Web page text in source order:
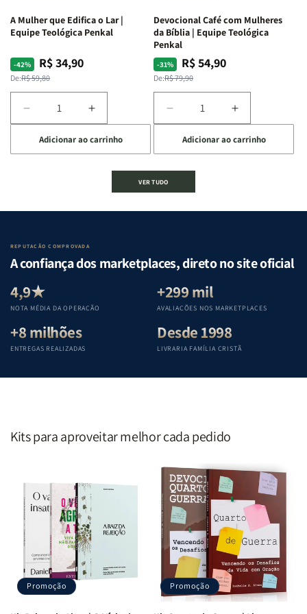
|
Charles
|
Charles
A Mulher que Edifica o Lar |
Equipe Teológica Penkal
-42%
Preço
normal
De:R$ 59,80
Preço
promocional
R$ 34,90
Diminuir
a
quantidade
de
Edifica
Lar
|
Equipe
Teológica
Penkal
Aumentar
a
quantidade
de
Edifica
|
Equipe
Penkal
Adicionar ao carrinho
Devocional Café com Mulheres
da Bíblia | Equipe Teológica
Penkal
-31%
Preço
normal
De:R$ 79,90
Preço
promocional
R$ 54,90
Diminuir
a
quantidade
de
Devocional
Mulheres
|
Equipe
Teológica
Penkal
Aumentar
a
quantidade
de
Mulheres
Equipe
Adicionar ao carrinho
VER TUDO
REPUTAÇÃO COMPROVADA
A confiança dos marketplaces, direto no site oficial
4,9★
NOTA MÉDIA DA OPERAÇÃO
+299 mil
AVALIAÇÕES NOS MARKETPLACES
+8 milhões
ENTREGAS REALIZADAS
Desde 1998
LIVRARIA FAMÍLIA CRISTÃ
Kits para aproveitar melhor cada pedido
Promoção Promoção